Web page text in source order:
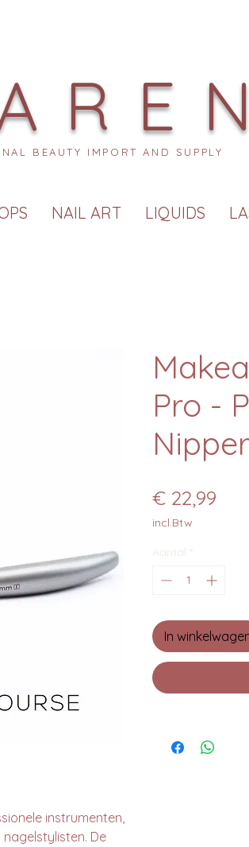
NAIL ART LIQUIDS
BEAUTY IMPORT AND SUPPLY
instrumenten,
De
Pro -
€ 22,99
incl.Btw
Aantal
In